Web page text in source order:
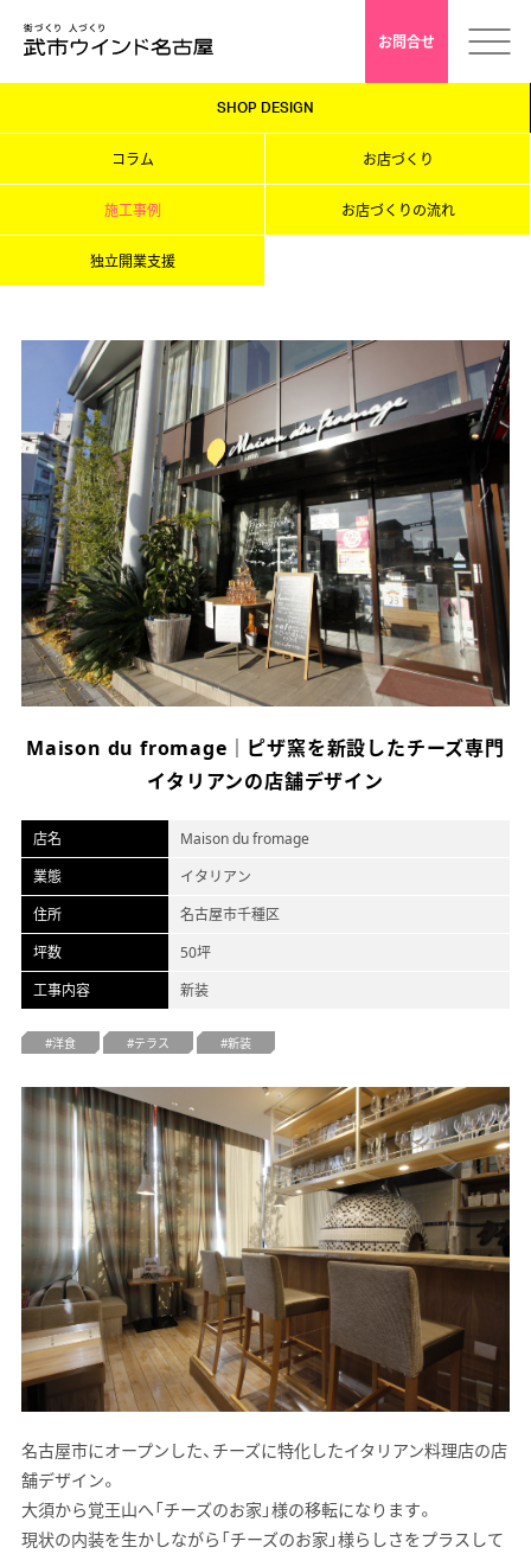
採用情報
店舗デザイン
インドアゴルフ
オフィスデザイン
不動産情報
お問合せ
SHOP DESIGN
コラム お店づくり
施工事例 お店づくりの流れ
独立開業支援
Maison du fromage｜ピザ窯を新設したチーズ専門
イタリアンの店舗デザイン
店名
Maison du fromage
業態
イタリアン
住所
名古屋市千種区
坪数
50坪
工事内容
新装
洋食 テラス 新装
名古屋市にオープンした、チーズに特化したイタリアン料理店の店
舗デザイン。
大須から覚王山へ「チーズのお家」様の移転になります。
現状の内装を生かしながら「チーズのお家」様らしさをプラスして